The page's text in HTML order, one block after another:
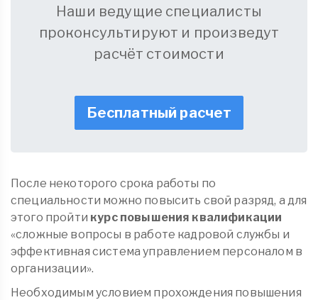
Наши ведущие специалисты
проконсультируют и произведут
расчёт стоимости
Бесплатный расчет
После некоторого срока работы по
специальности можно повысить свой разряд, а для
этого пройти курс повышения квалификации
«сложные вопросы в работе кадровой службы и
эффективная система управлением персоналом в
организации».
Необходимым условием прохождения повышения